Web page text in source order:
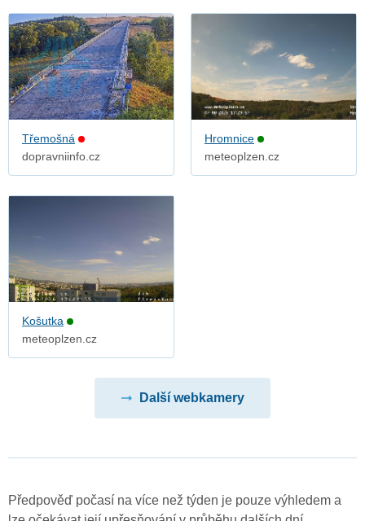
Třemošná
dopravniinfo.cz
Hromnice
meteoplzen.cz
Košutka
meteoplzen.cz
Další webkamery
Předpověď počasí na více než týden je pouze výhledem a